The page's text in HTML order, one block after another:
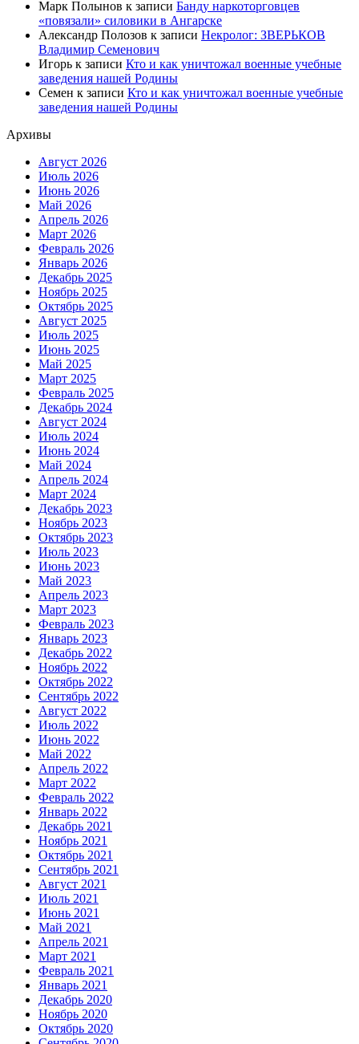
Марк Полынов к записи Банду наркоторговцев
«повязали» силовики в Ангарске
Александр Полозов к записи Некролог: ЗВЕРЬКОВ
Владимир Семенович
Игорь к записи Кто и как уничтожал военные учебные
заведения нашей Родины
Семен к записи Кто и как уничтожал военные учебные
заведения нашей Родины
Архивы
Август 2026
Июль 2026
Июнь 2026
Май 2026
Апрель 2026
Март 2026
Февраль 2026
Январь 2026
Декабрь 2025
Ноябрь 2025
Октябрь 2025
Август 2025
Июль 2025
Июнь 2025
Май 2025
Март 2025
Февраль 2025
Декабрь 2024
Август 2024
Июль 2024
Июнь 2024
Май 2024
Апрель 2024
Март 2024
Декабрь 2023
Ноябрь 2023
Октябрь 2023
Июль 2023
Июнь 2023
Май 2023
Апрель 2023
Март 2023
Февраль 2023
Январь 2023
Декабрь 2022
Ноябрь 2022
Октябрь 2022
Сентябрь 2022
Август 2022
Июль 2022
Июнь 2022
Май 2022
Апрель 2022
Март 2022
Февраль 2022
Январь 2022
Декабрь 2021
Ноябрь 2021
Октябрь 2021
Сентябрь 2021
Август 2021
Июль 2021
Июнь 2021
Май 2021
Апрель 2021
Март 2021
Февраль 2021
Январь 2021
Декабрь 2020
Ноябрь 2020
Октябрь 2020